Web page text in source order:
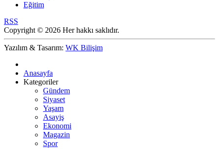
Eğitim
RSS
Copyright © 2026 Her hakkı saklıdır.
Yazılım & Tasarım: WK Bilişim
Anasayfa
Kategoriler
Gündem
Siyaset
Yaşam
Asayiş
Ekonomi
Magazin
Spor